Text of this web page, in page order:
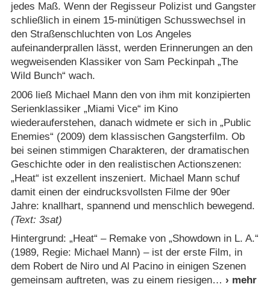
jedes Maß. Wenn der Regisseur Polizist und Gangster
schließlich in einem 15-minütigen Schusswechsel in
den Straßenschluchten von Los Angeles
aufeinanderprallen lässt, werden Erinnerungen an den
wegweisenden Klassiker von Sam Peckinpah „The
Wild Bunch“ wach.
2006 ließ Michael Mann den von ihm mit konzipierten
Serienklassiker „Miami Vice“ im Kino
wiederauferstehen, danach widmete er sich in „Public
Enemies“ (2009) dem klassischen Gangsterfilm. Ob
bei seinen stimmigen Charakteren, der dramatischen
Geschichte oder in den realistischen Actionszenen:
„Heat“ ist exzellent inszeniert. Michael Mann schuf
damit einen der eindrucksvollsten Filme der 90er
Jahre: knallhart, spannend und menschlich bewegend.
(Text: 3sat)
Hintergrund: „Heat“ – Remake von „Showdown in L. A.“
(1989, Regie: Michael Mann) – ist der erste Film, in
dem Robert de Niro und Al Pacino in einigen Szenen
gemeinsam auftreten, was zu einem riesigen